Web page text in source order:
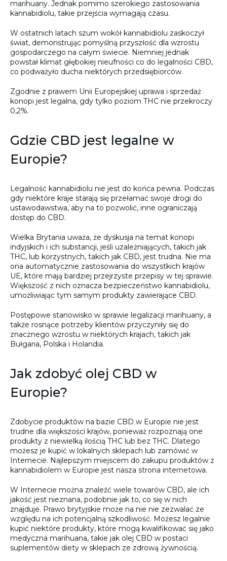
marihuany. Jednak pomimo szerokiego zastosowania
kannabidiolu, takie przejścia wymagają czasu.
W ostatnich latach szum wokół kannabidiolu zaskoczył
świat, demonstrując pomyślną przyszłość dla wzrostu
gospodarczego na całym świecie. Niemniej jednak
powstał klimat głębokiej nieufności co do legalności CBD,
co podważyło ducha niektórych przedsiębiorców.
Zgodnie z prawem Unii Europejskiej uprawa i sprzedaż
konopi jest legalna, gdy tylko poziom THC nie przekroczy
0,2%.
Gdzie CBD jest legalne w
Europie?
Legalność kannabidiolu nie jest do końca pewna. Podczas
gdy niektóre kraje starają się przełamać swoje drogi do
ustawodawstwa, aby na to pozwolić, inne ograniczają
dostęp do CBD.
Wielka Brytania uważa, że dyskusja na temat konopi
indyjskich i ich substancji, jeśli uzależniających, takich jak
THC, lub korzystnych, takich jak CBD, jest trudna. Nie ma
ona automatycznie zastosowania do wszystkich krajów
UE, które mają bardziej przejrzyste przepisy w tej sprawie.
Większość z nich oznacza bezpieczeństwo kannabidiolu,
umożliwiając tym samym produkty zawierające CBD.
Postępowe stanowisko w sprawie legalizacji marihuany, a
także rosnące potrzeby klientów przyczyniły się do
znacznego wzrostu w niektórych krajach, takich jak
Bułgaria, Polska i Holandia.
Jak zdobyć olej CBD w
Europie?
Zdobycie produktów na bazie CBD w Europie nie jest
trudne dla większości krajów, ponieważ rozpoznają one
produkty z niewielką ilością THC lub bez THC. Dlatego
możesz je kupić w lokalnych sklepach lub zamówić w
Internecie. Najlepszym miejscem do zakupu produktów z
kannabidiolem w Europie jest nasza strona internetowa.
W Internecie można znaleźć wiele towarów CBD, ale ich
jakość jest nieznana, podobnie jak to, co się w nich
znajduje. Prawo brytyjskie może na nie nie zezwalać ze
względu na ich potencjalną szkodliwość. Możesz legalnie
kupić niektóre produkty, które mogą kwalifikować się jako
medyczna marihuana, takie jak olej CBD w postaci
suplementów diety w sklepach ze zdrową żywnością.